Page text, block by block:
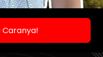
Caranya!